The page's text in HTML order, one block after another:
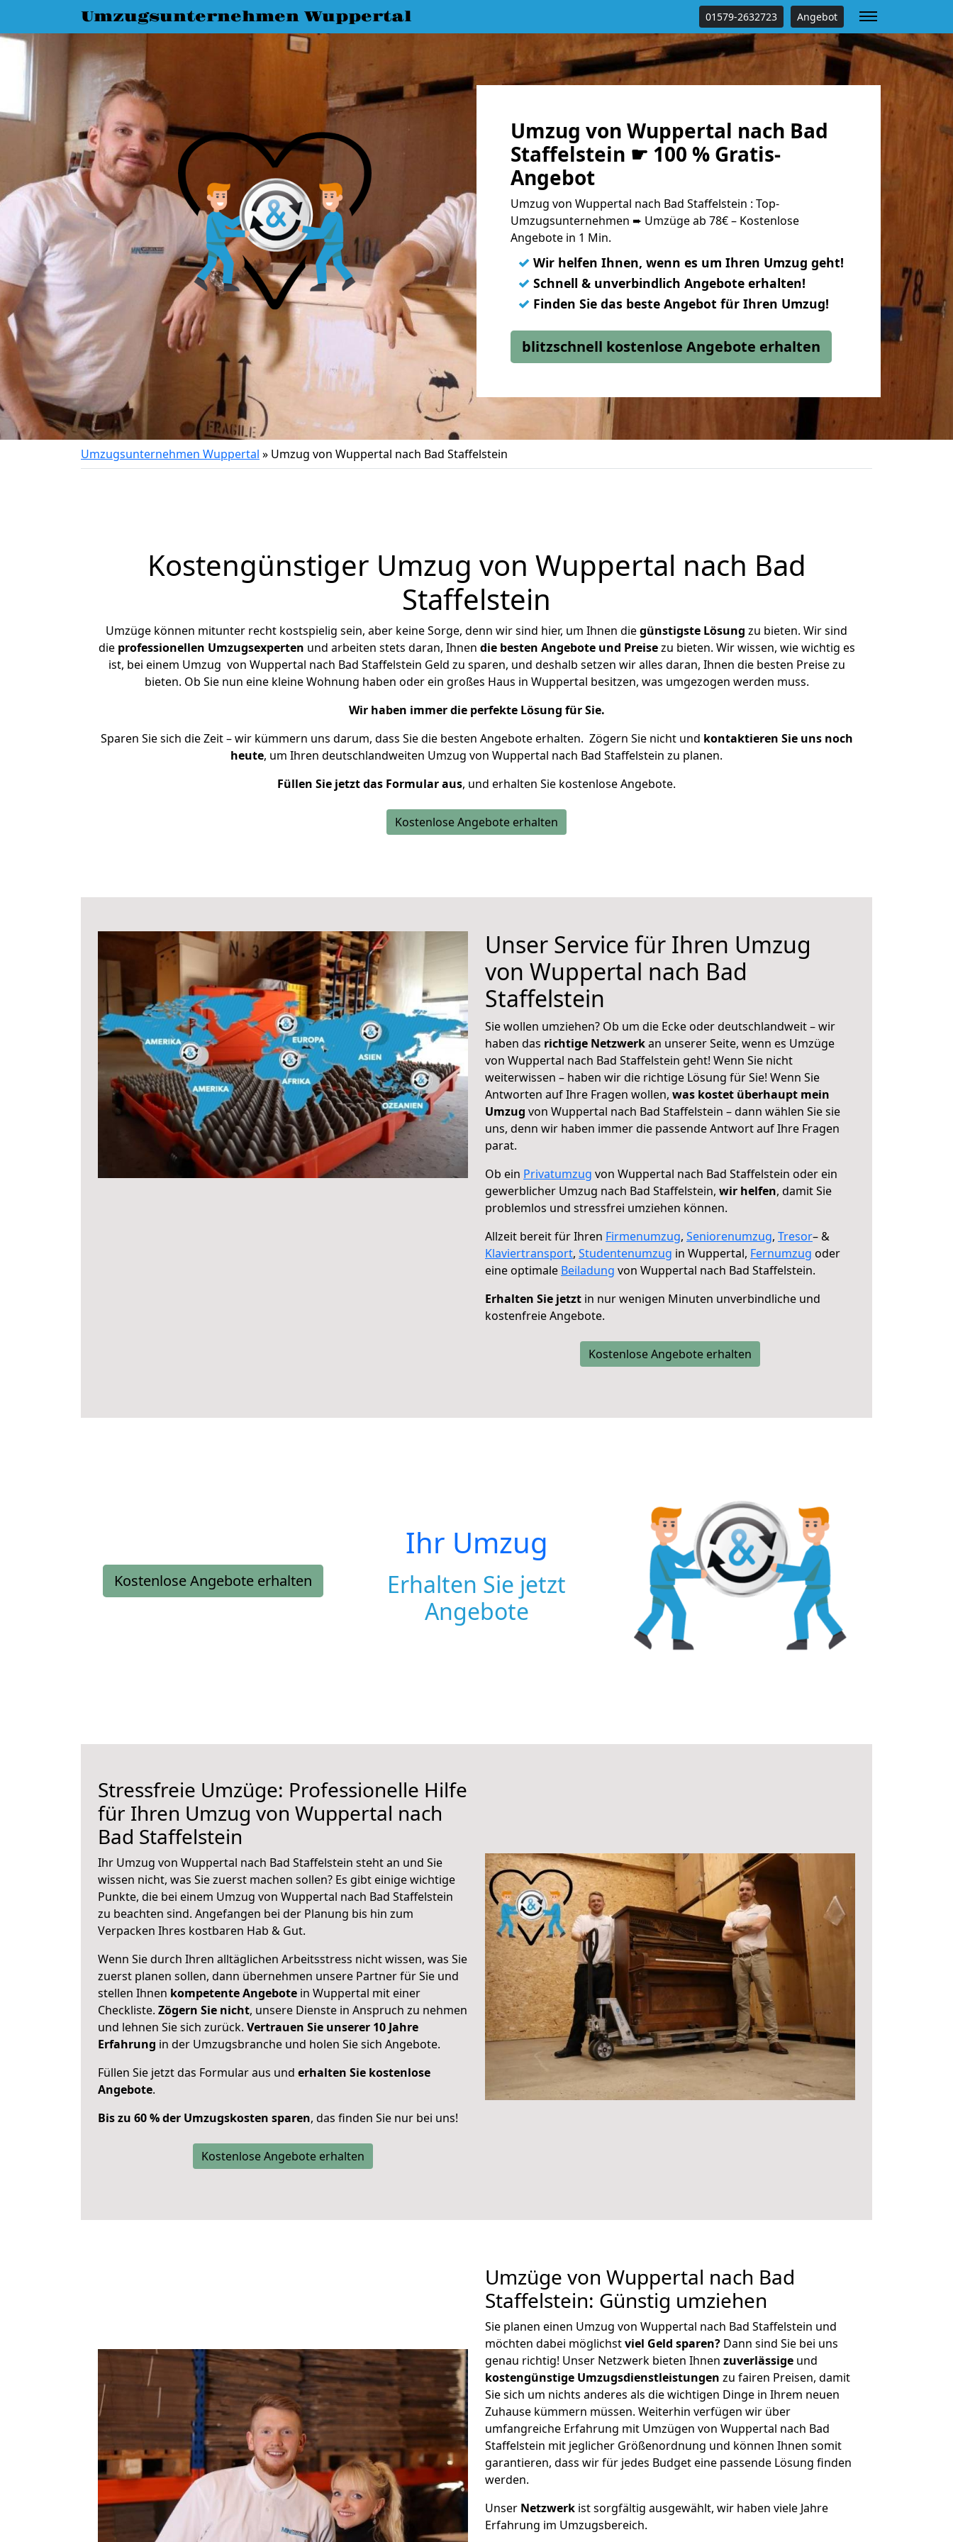
Umzugsunternehmen Wuppertal 01579-2632723 Angebot
Umzug von Wuppertal nach Bad
Staffelstein ☛ 100 % Gratis-
Angebot
Umzug von Wuppertal nach Bad Staffelstein : Top-
Umzugsunternehmen ➨ Umzüge ab 78€ – Kostenlose
Angebote in 1 Min.
✓ Wir helfen Ihnen, wenn es um Ihren Umzug geht!
✓ Schnell & unverbindlich Angebote erhalten!
✓ Finden Sie das beste Angebot für Ihren Umzug!
blitzschnell kostenlose Angebote erhalten
Umzugsunternehmen Wuppertal » Umzug von Wuppertal nach Bad Staffelstein
Kostengünstiger Umzug von Wuppertal nach Bad
Staffelstein
Umzüge können mitunter recht kostspielig sein, aber keine Sorge, denn wir sind hier, um Ihnen diegünstigste Lösung zu bieten. Wir sind
die professionellen Umzugsexperten und arbeiten stets daran, Ihnen die besten Angebote und Preisezu bieten. Wir wissen, wie wichtig es
ist, bei einem Umzug von Wuppertal nach Bad Staffelstein Geld zu sparen, und deshalb setzen wir alles daran, Ihnen die besten Preise zu
bieten. Ob Sie nun eine kleine Wohnung haben oder ein großes Haus in Wuppertal besitzen, was umgezogen werden muss.
Wir haben immer die perfekte Lösung für Sie.
Sparen Sie sich die Zeit – wir kümmern uns darum, dass Sie die besten Angebote erhalten. Zögern Sie nicht und kontaktieren Sie uns noch
heute, um Ihren deutschlandweiten Umzug von Wuppertal nach Bad Staffelstein zu planen.
Füllen Sie jetzt das Formular aus, und erhalten Sie kostenlose Angebote.
Kostenlose Angebote erhalten
Unser Service für Ihren Umzug
von Wuppertal nach Bad
Staffelstein
Sie wollen umziehen? Ob um die Ecke oder deutschlandweit – wir
haben das richtige Netzwerkan unserer Seite, wenn es Umzüge
von Wuppertal nach Bad Staffelstein geht! Wenn Sie nicht
weiterwissen – haben wir die richtige Lösung für Sie! Wenn Sie
Antworten auf Ihre Fragen wollen, was kostet überhaupt mein
Umzug von Wuppertal nach Bad Staffelstein – dann wählen Sie sie
uns, denn wir haben immer die passende Antwort auf Ihre Fragen
parat.
Ob ein Privatumzug von Wuppertal nach Bad Staffelstein oder ein
gewerblicher Umzug nach Bad Staffelstein, wir helfen, damit Sie
problemlos und stressfrei umziehen können.
Allzeit bereit für Ihren Firmenumzug, Seniorenumzug, Tresor– &
Klaviertransport, Studentenumzug in Wuppertal, Fernumzug oder
eine optimale Beiladung von Wuppertal nach Bad Staffelstein.
Erhalten Sie jetzt in nur wenigen Minuten unverbindliche und
kostenfreie Angebote.
Kostenlose Angebote erhalten
Kostenlose Angebote erhalten
Ihr Umzug
Erhalten Sie jetzt
Angebote
Stressfreie Umzüge: Professionelle Hilfe
für Ihren Umzug von Wuppertal nach
Bad Staffelstein
Ihr Umzug von Wuppertal nach Bad Staffelstein steht an und Sie
wissen nicht, was Sie zuerst machen sollen? Es gibt einige wichtige
Punkte, die bei einem Umzug von Wuppertal nach Bad Staffelstein
zu beachten sind. Angefangen bei der Planung bis hin zum
Verpacken Ihres kostbaren Hab & Gut.
Wenn Sie durch Ihren alltäglichen Arbeitsstress nicht wissen, was Sie
zuerst planen sollen, dann übernehmen unsere Partner für Sie und
stellen Ihnen kompetente Angebote in Wuppertal mit einer
Checkliste. Zögern Sie nicht, unsere Dienste in Anspruch zu nehmen
und lehnen Sie sich zurück. Vertrauen Sie unserer 10 Jahre
Erfahrung in der Umzugsbranche und holen Sie sich Angebote.
Füllen Sie jetzt das Formular aus und erhalten Sie kostenlose
Angebote.
Bis zu 60 % der Umzugskosten sparen, das finden Sie nur bei uns!
Kostenlose Angebote erhalten
Umzüge von Wuppertal nach Bad
Staffelstein: Günstig umziehen
Sie planen einen Umzug von Wuppertal nach Bad Staffelstein und
möchten dabei möglichstviel Geld sparen? Dann sind Sie bei uns
genau richtig! Unser Netzwerk bieten Ihnen zuverlässige und
kostengünstige Umzugsdienstleistungen zu fairen Preisen, damit
Sie sich um nichts anderes als die wichtigen Dinge in Ihrem neuen
Zuhause kümmern müssen. Weiterhin verfügen wir über
umfangreiche Erfahrung mit Umzügen von Wuppertal nach Bad
Staffelstein mit jeglicher Größenordnung und können Ihnen somit
garantieren, dass wir für jedes Budget eine passende Lösung finden
werden.
Unser Netzwerk ist sorgfältig ausgewählt, wir haben viele Jahre
Erfahrung im Umzugsbereich.